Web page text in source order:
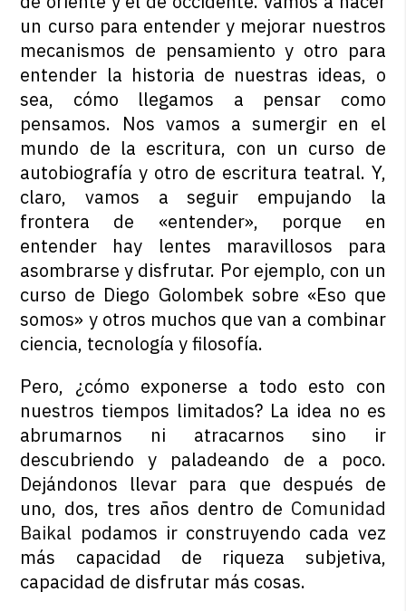
un curso para entender y mejorar nuestros
mecanismos de pensamiento y otro para
entender la historia de nuestras ideas, o
sea, cómo llegamos a pensar como
pensamos. Nos vamos a sumergir en el
mundo de la escritura, con un curso de
autobiografía y otro de escritura teatral. Y,
claro, vamos a seguir empujando la
frontera de «entender», porque en
entender hay lentes maravillosos para
asombrarse y disfrutar. Por ejemplo, con un
curso de Diego Golombek sobre «Eso que
somos» y otros muchos que van a combinar
ciencia, tecnología y filosofía.
Pero, ¿cómo exponerse a todo esto con
nuestros tiempos limitados? La idea no es
abrumarnos ni atracarnos sino ir
descubriendo y paladeando de a poco.
Dejándonos llevar para que después de
uno, dos, tres años dentro de Comunidad
Baikal podamos ir construyendo cada vez
más capacidad de riqueza subjetiva,
capacidad de disfrutar más cosas.